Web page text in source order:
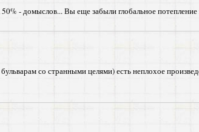
- домыслов... Вы еще забыли глобальное
со странными целями) есть неплохое